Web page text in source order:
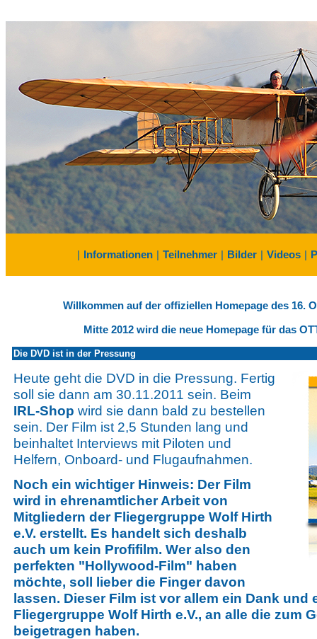
| Informationen | Teilnehmer | Bilder | Videos |
Willkommen auf der offiziellen Homepage des 16.
Mitte 2012 wird die neue Homepage für das
Die DVD ist in der Pressung
Heute geht die DVD in die Pressung. Fertig
soll sie dann am 30.11.2011 sein. Beim
IRL-Shop wird sie dann bald zu bestellen
sein. Der Film ist 2,5 Stunden lang und
beinhaltet Interviews mit Piloten und
Helfern, Onboard- und Flugaufnahmen.
Noch ein wichtiger Hinweis: Der Film
wird in ehrenamtlicher Arbeit von
Mitgliedern der Fliegergruppe Wolf Hirth
e.V. erstellt. Es handelt sich deshalb
auch um kein Profifilm. Wer also den
perfekten "Hollywood-Film" haben
möchte, soll lieber die Finger davon
lassen. Dieser Film ist vor allem ein Dank und
Fliegergruppe Wolf Hirth e.V., an alle die zum
beigetragen haben.